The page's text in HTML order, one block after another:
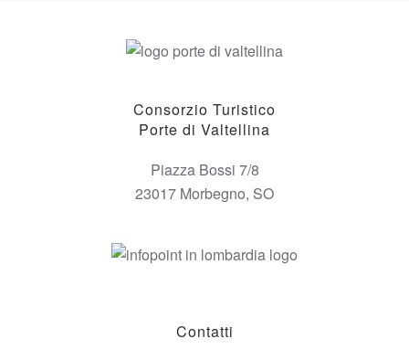
Consorzio Turistico
Porte di Valtellina
Piazza Bossi 7/8
23017 Morbegno, SO
Contatti